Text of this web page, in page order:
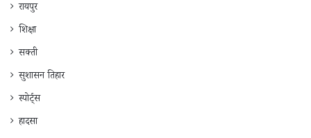
रायपुर
शिक्षा
सक्ती
सुशासन तिहार
स्पोर्ट्स
हादसा